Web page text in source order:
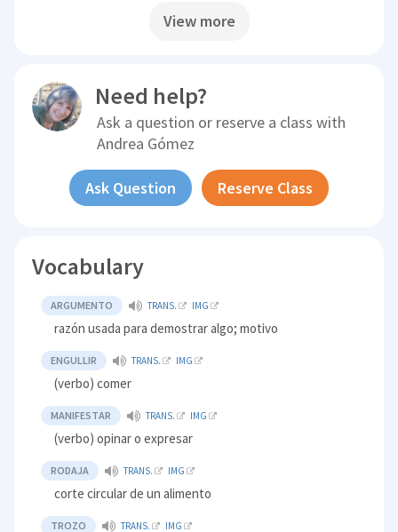
View more
Need help?
Ask a question or reserve a class with
Andrea Gómez
Ask Question Reserve Class
Vocabulary
ARGUMENTO TRANS. IMG
razón usada para demostrar algo; motivo
ENGULLIR TRANS. IMG
(verbo) comer
MANIFESTAR TRANS. IMG
(verbo) opinar o expresar
RODAJA TRANS. IMG
corte circular de un alimento
TROZO TRANS. IMG